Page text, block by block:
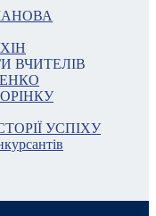
ВЧИТЕЛІВ
УСПІХУ